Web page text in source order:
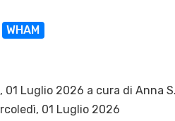
WHAM
01 Luglio 2026 a cura di Anna S.
01 Luglio 2026